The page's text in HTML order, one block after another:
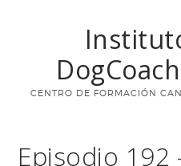
CENTRO DE FORMACIÓN
Episodio 192